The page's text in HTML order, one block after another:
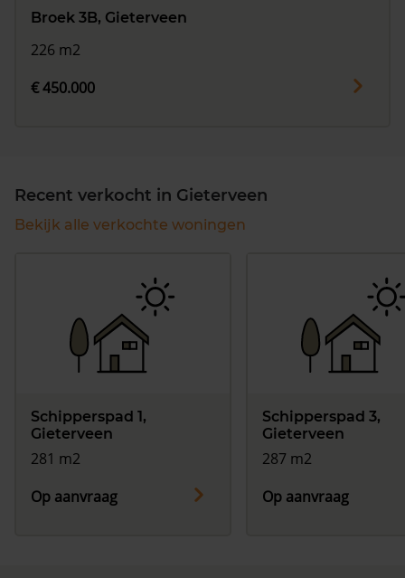
Broek 3B, Gieterveen
226 m2
€ 450.000
Recent verkocht in Gieterveen
Bekijk alle verkochte woningen
Schipperspad 1,
Gieterveen
281 m2
Op aanvraag
Schipperspad 3,
Gieterveen
287 m2
Op aanvraag